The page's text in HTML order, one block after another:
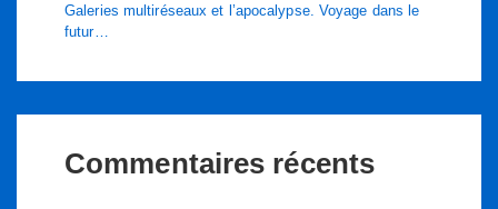
Galeries multiréseaux et l’apocalypse. Voyage dans le
futur…
Commentaires récents